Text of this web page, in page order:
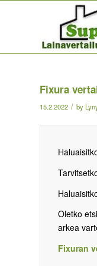
Fixura
15.2.2022 / by
Oletko
arkea
Fixuran